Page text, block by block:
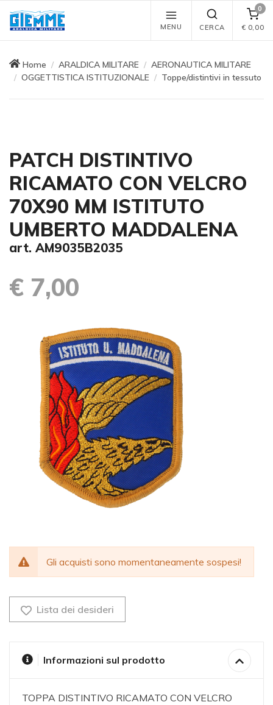
MENU CERCA
0
€ 0,00
Home ARALDICA MILITARE
AERONAUTICA MILITARE
OGGETTISTICA ISTITUZIONALE
Toppe/distintivi in tessuto
PATCH DISTINTIVO
RICAMATO CON VELCRO
70X90 MM ISTITUTO
UMBERTO MADDALENA
art. AM9035B2035
€ 7,00
Gli acquisti sono momentaneamente sospesi!
Lista dei desideri
Informazioni sul prodotto
TOPPA DISTINTIVO RICAMATO CON VELCRO